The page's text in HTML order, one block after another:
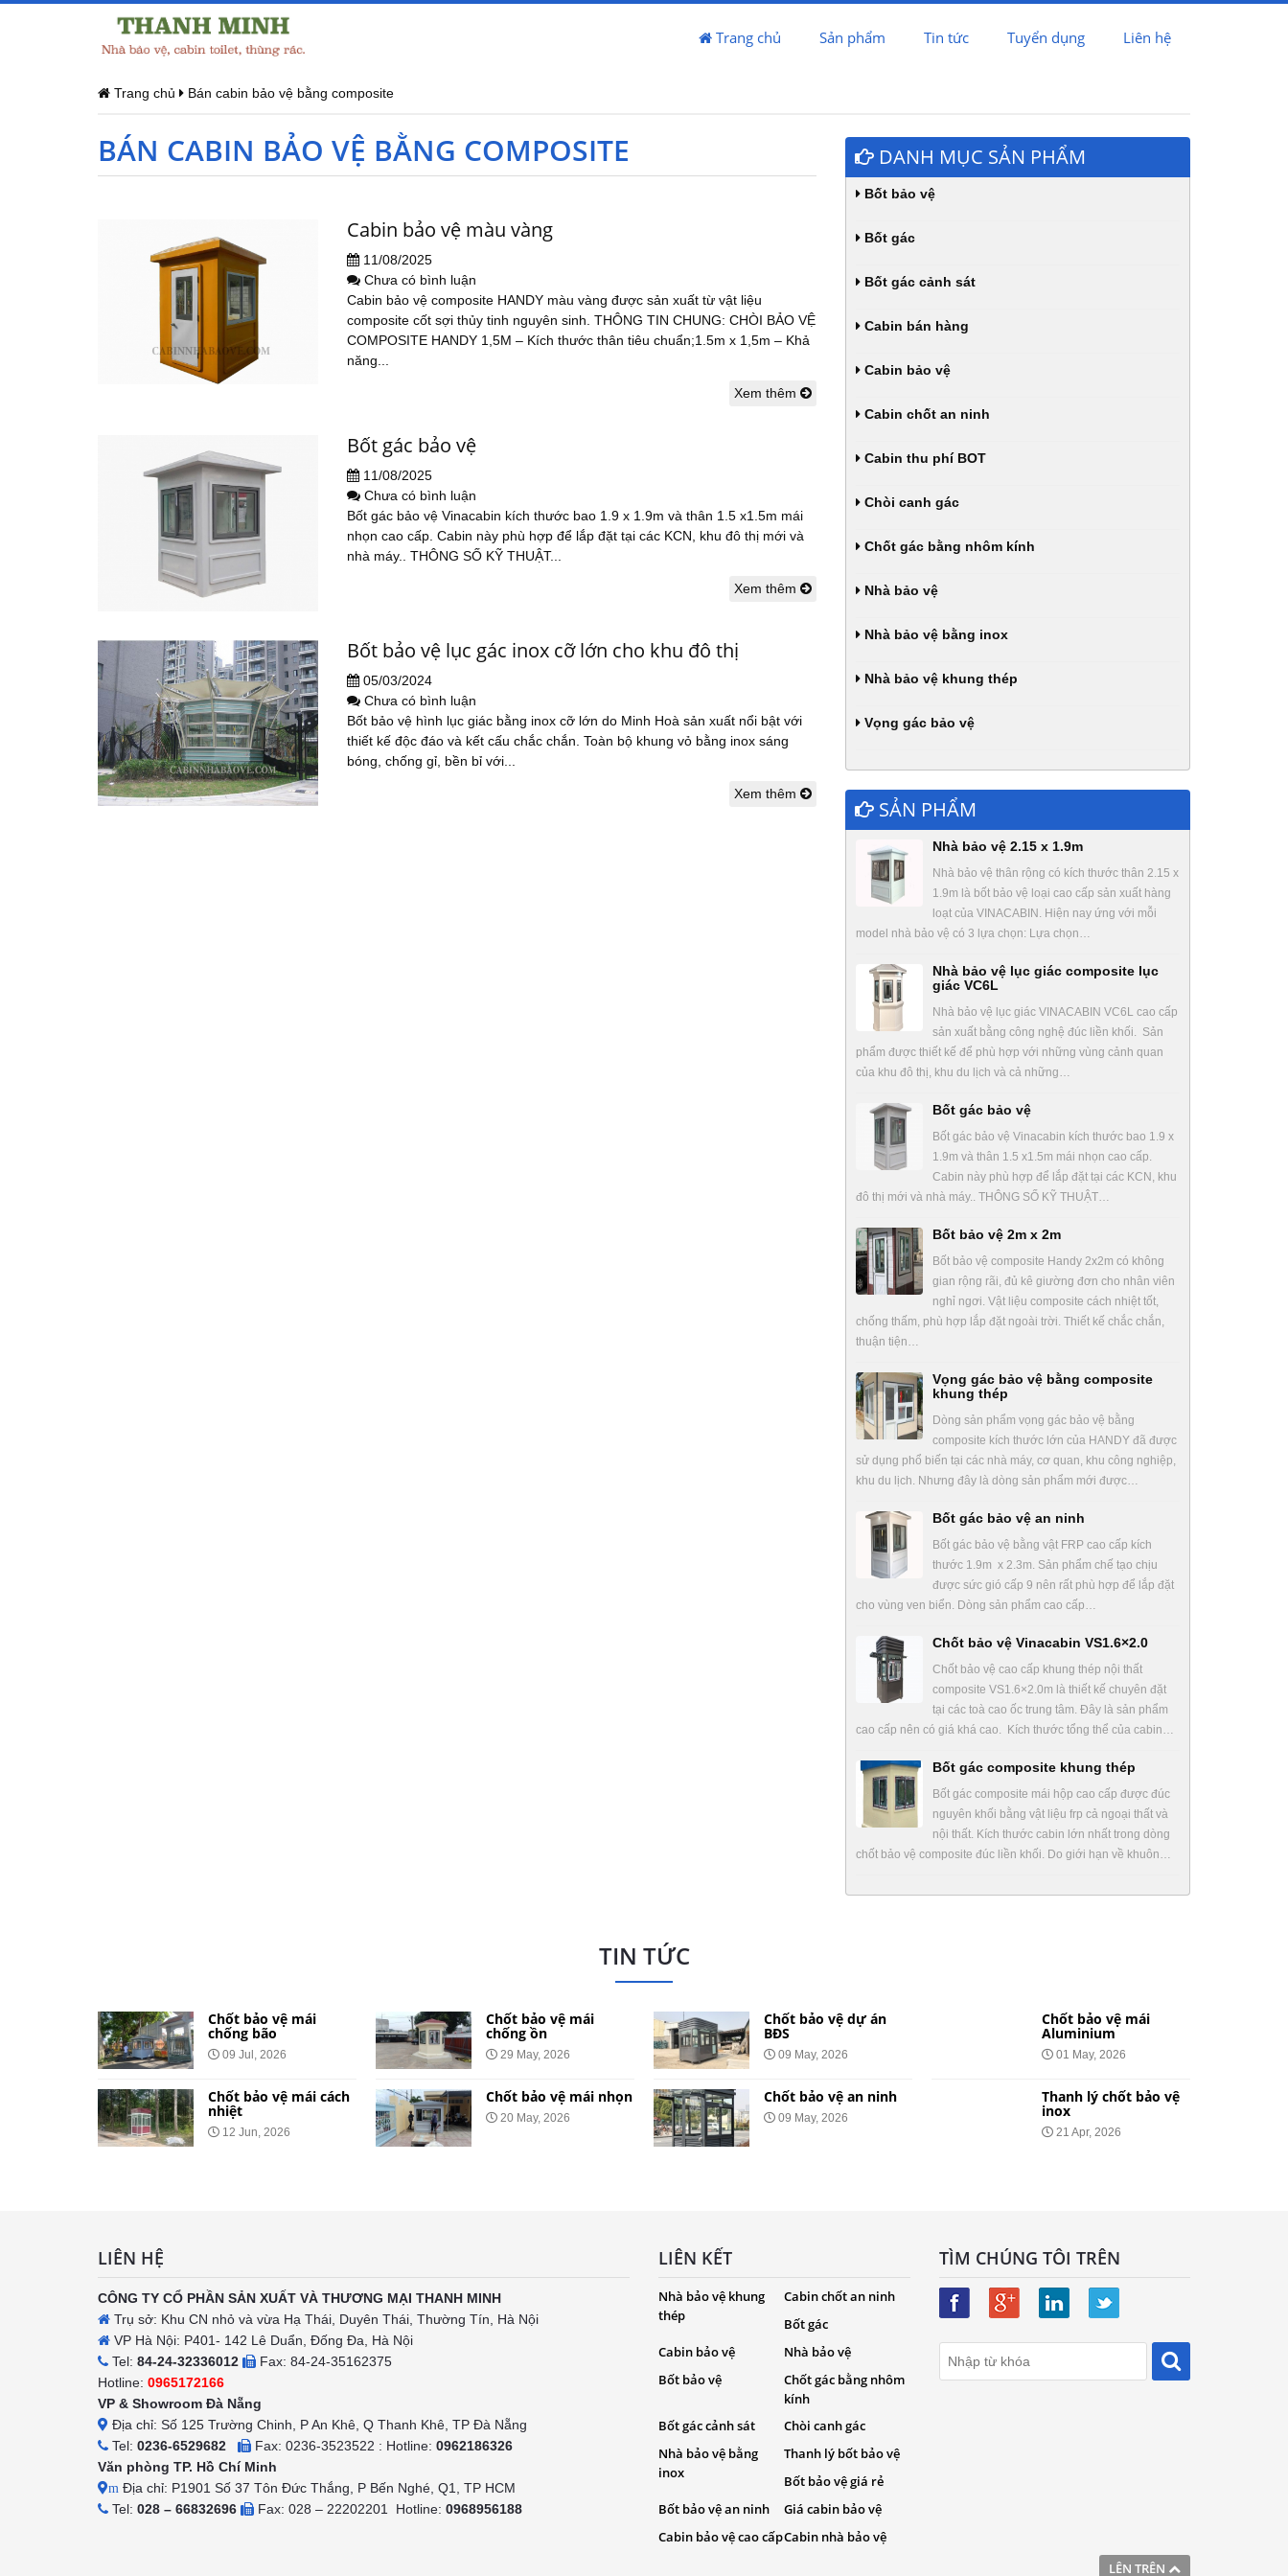
Trang chủ Sản phẩm Tin tức Tuyển dụng Liên hệ
Trang chủ Bán cabin bảo vệ bằng composite
BÁN CABIN BẢO VỆ BẰNG COMPOSITE
Cabin bảo vệ màu vàng
11/08/2025
Chưa có bình luận
Cabin bảo vệ composite HANDY màu vàng được sản xuất từ vật liệu
composite cốt sợi thủy tinh nguyên sinh. THÔNG TIN CHUNG: CHÒI BẢO VỆ
COMPOSITE HANDY 1,5M – Kích thước thân tiêu chuẩn;1.5m x 1,5m – Khả
năng...
Xem thêm
Bốt gác bảo vệ
11/08/2025
Chưa có bình luận
Bốt gác bảo vệ Vinacabin kích thước bao 1.9 x 1.9m và thân 1.5 x1.5m mái
nhọn cao cấp. Cabin này phù hợp để lắp đặt tại các KCN, khu đô thị mới và
nhà máy.. THÔNG SỐ KỸ THUẬT...
Xem thêm
Bốt bảo vệ lục gác inox cỡ lớn cho khu đô thị
05/03/2024
Chưa có bình luận
Bốt bảo vệ hình lục giác bằng inox cỡ lớn do Minh Hoà sản xuất nổi bật với
thiết kế độc đáo và kết cấu chắc chắn. Toàn bộ khung vỏ bằng inox sáng
bóng, chống gỉ, bền bỉ với...
Xem thêm
DANH MỤC SẢN PHẨM
Bốt bảo vệ
Bốt gác
Bốt gác cảnh sát
Cabin bán hàng
Cabin bảo vệ
Cabin chốt an ninh
Cabin thu phí BOT
Chòi canh gác
Chốt gác bằng nhôm kính
Nhà bảo vệ
Nhà bảo vệ bằng inox
Nhà bảo vệ khung thép
Vọng gác bảo vệ
SẢN PHẨM
Nhà bảo vệ 2.15 x 1.9m
Nhà bảo vệ thân rộng có kích thước thân 2.15 x
1.9m là bốt bảo vệ loại cao cấp sản xuất hàng
loạt của VINACABIN. Hiện nay ứng với mỗi
model nhà bảo vệ có 3 lựa chọn: Lựa chọn…
Nhà bảo vệ lục giác composite lục
giác VC6L
Nhà bảo vệ lục giác VINACABIN VC6L cao cấp
sản xuất bằng công nghệ đúc liền khối. Sản
phẩm được thiết kế để phù hợp với những vùng cảnh quan
của khu đô thị, khu du lịch và cả những…
Bốt gác bảo vệ
Bốt gác bảo vệ Vinacabin kích thước bao 1.9 x
1.9m và thân 1.5 x1.5m mái nhọn cao cấp.
Cabin này phù hợp để lắp đặt tại các KCN, khu
đô thị mới và nhà máy.. THÔNG SỐ KỸ THUẬT…
Bốt bảo vệ 2m x 2m
Bốt bảo vệ composite Handy 2x2m có không
gian rộng rãi, đủ kê giường đơn cho nhân viên
nghỉ ngơi. Vật liệu composite cách nhiệt tốt,
chống thấm, phù hợp lắp đặt ngoài trời. Thiết kế chắc chắn,
thuận tiện…
Vọng gác bảo vệ bằng composite
khung thép
Dòng sản phẩm vọng gác bảo vệ bằng
composite kích thước lớn của HANDY đã được
sử dụng phổ biến tại các nhà máy, cơ quan, khu công nghiệp,
khu du lịch. Nhưng đây là dòng sản phẩm mới được…
Bốt gác bảo vệ an ninh
Bốt gác bảo vệ bằng vật FRP cao cấp kích
thước 1.9m x 2.3m. Sản phẩm chế tạo chịu
được sức gió cấp 9 nên rất phù hợp để lắp đặt
cho vùng ven biển. Dòng sản phẩm cao cấp…
Chốt bảo vệ Vinacabin VS1.6×2.0
Chốt bảo vệ cao cấp khung thép nội thất
composite VS1.6×2.0m là thiết kế chuyên đặt
tại các toà cao ốc trung tâm. Đây là sản phẩm
cao cấp nên có giá khá cao. Kích thước tổng thể của cabin…
Bốt gác composite khung thép
Bốt gác composite mái hộp cao cấp được đúc
nguyên khối bằng vật liệu frp cả ngoại thất và
nội thất. Kích thước cabin lớn nhất trong dòng
chốt bảo vệ composite đúc liền khối. Do giới hạn về khuôn…
TIN TỨC
Chốt bảo vệ mái
chống bão
09 Jul, 2026
Chốt bảo vệ mái cách
nhiệt
12 Jun, 2026
Chốt bảo vệ mái
chống ồn
29 May, 2026
Chốt bảo vệ mái nhọn
20 May, 2026
Chốt bảo vệ dự án
BĐS
09 May, 2026
Chốt bảo vệ an ninh
09 May, 2026
Chốt bảo vệ mái
Aluminium
01 May, 2026
Thanh lý chốt bảo vệ
inox
21 Apr, 2026
LÊN TRÊN
LIÊN HỆ
CÔNG TY CỔ PHẦN SẢN XUẤT VÀ THƯƠNG MẠI THANH MINH
Trụ sở: Khu CN nhỏ và vừa Hạ Thái, Duyên Thái, Thường Tín, Hà Nội
VP Hà Nội: P401- 142 Lê Duẩn, Đống Đa, Hà Nội
Tel: 84-24-32336012
Fax: 84-24-35162375
Hotline: 0965172166
VP & Showroom Đà Nẵng
Địa chỉ: Số 125 Trường Chinh, P An Khê, Q Thanh Khê, TP Đà Nẵng
Tel: 0236-6529682 Fax: 0236-3523522 : Hotline: 0962186326
Văn phòng TP. Hồ Chí Minh
m Địa chỉ: P1901 Số 37 Tôn Đức Thắng, P Bến Nghé, Q1, TP HCM
Tel: 028 – 66832696 Fax: 028 – 22202201 Hotline: 0968956188
LIÊN KẾT
Nhà bảo vệ khung
thép
Cabin chốt an ninh
Bốt gác
Cabin bảo vệ
Nhà bảo vệ
Bốt bảo vệ
Chốt gác bằng nhôm
kính
Bốt gác cảnh sát
Chòi canh gác
Nhà bảo vệ bằng
inox
Thanh lý bốt bảo vệ
Bốt bảo vệ giá rẻ
Bốt bảo vệ an ninh
Giá cabin bảo vệ
Cabin bảo vệ cao cấpCabin nhà bảo vệ
TÌM CHÚNG TÔI TRÊN